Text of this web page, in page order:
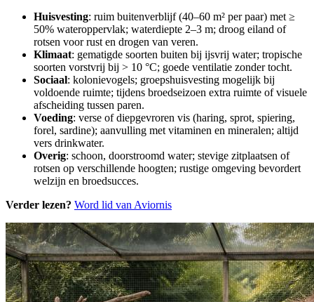
Huisvesting: ruim buitenverblijf (40–60 m² per paar) met ≥
50% wateroppervlak; waterdiepte 2–3 m; droog eiland of
rotsen voor rust en drogen van veren.
Klimaat: gematigde soorten buiten bij ijsvrij water; tropische
soorten vorstvrij bij > 10 °C; goede ventilatie zonder tocht.
Sociaal: kolonievogels; groepshuisvesting mogelijk bij
voldoende ruimte; tijdens broedseizoen extra ruimte of visuele
afscheiding tussen paren.
Voeding: verse of diepgevroren vis (haring, sprot, spiering,
forel, sardine); aanvulling met vitaminen en mineralen; altijd
vers drinkwater.
Overig: schoon, doorstroomd water; stevige zitplaatsen of
rotsen op verschillende hoogten; rustige omgeving bevordert
welzijn en broedsucces.
Verder lezen? Word lid van Aviornis